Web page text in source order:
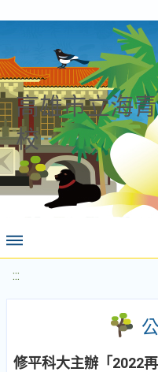
高雄市立海
校
:::
修平科大主辦「2022